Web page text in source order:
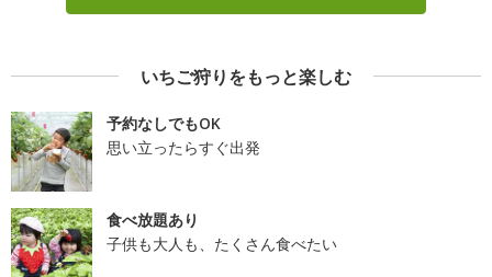
いちご狩りをもっと楽しむ
予約なしでもOK
思い立ったらすぐ出発
食べ放題あり
子供も大人も、たくさん食べたい